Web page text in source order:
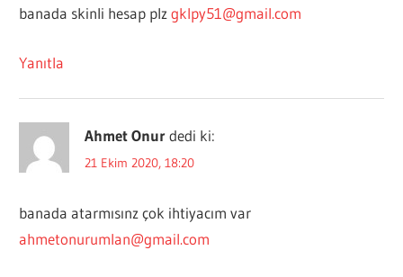
banada skinli hesap plzgklpy51@gmail.com
Yanıtla
Ahmet Onur dedi ki:
21 Ekim 2020, 18:20
banada atarmısınz çok ihtiyacım var
ahmetonurumlan@gmail.com